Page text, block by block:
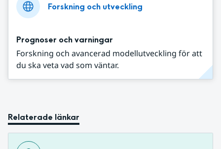
Forskning och utveckling
Prognoser och varningar
Forskning och avancerad modellutveckling för att
du ska veta vad som väntar.
Relaterade länkar